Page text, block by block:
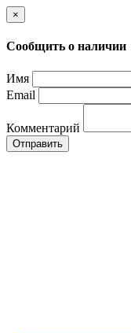
×
Сообщить о наличии
Имя
Email
Комментарий
Отправить